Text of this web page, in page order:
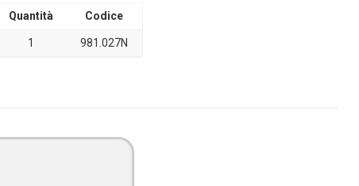
Quantità Codice
1 981.027N